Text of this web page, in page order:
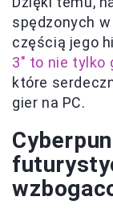
spędzonych
częścią jego
3" to nie tylko
które
gier na PC.